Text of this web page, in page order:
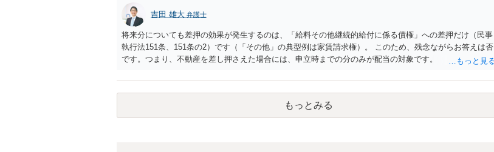
吉田 雄大 弁護士
将来分についても差押の効果が発生するのは、「給料その他継続的給付に係る債権」への差押だけ（民事
執行法151条、151条の2）です（「その他」の典型例は家賃請求権）。 このため、残念ながらお答えは否
です。つまり、不動産を差し押さえた場合には、申立時までの分のみが配当の対象です。
もっとみる